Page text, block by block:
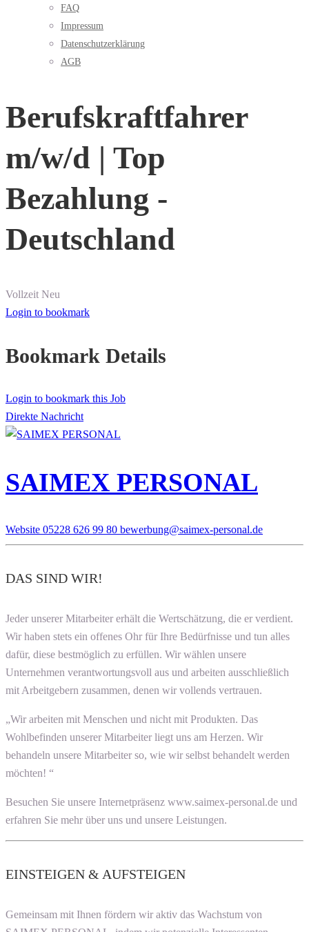
FAQ
Impressum
Datenschutzerklärung
AGB
Berufskraftfahrer
m/w/d | Top
Bezahlung -
Deutschland
Vollzeit Neu
Login to bookmark
Bookmark Details
Login to bookmark this Job
Direkte Nachricht
SAIMEX PERSONAL
Website 05228 626 99 80 bewerbung@saimex-personal.de
DAS SIND WIR!
Jeder unserer Mitarbeiter erhält die Wertschätzung, die er verdient.
Wir haben stets ein offenes Ohr für Ihre Bedürfnisse und tun alles
dafür, diese bestmöglich zu erfüllen. Wir wählen unsere
Unternehmen verantwortungsvoll aus und arbeiten ausschließlich
mit Arbeitgebern zusammen, denen wir vollends vertrauen.
„Wir arbeiten mit Menschen und nicht mit Produkten. Das
Wohlbefinden unserer Mitarbeiter liegt uns am Herzen. Wir
behandeln unsere Mitarbeiter so, wie wir selbst behandelt werden
möchten! “
Besuchen Sie unsere Internetpräsenz www.saimex-personal.de und
erfahren Sie mehr über uns und unsere Leistungen.
EINSTEIGEN & AUFSTEIGEN
Gemeinsam mit Ihnen fördern wir aktiv das Wachstum von